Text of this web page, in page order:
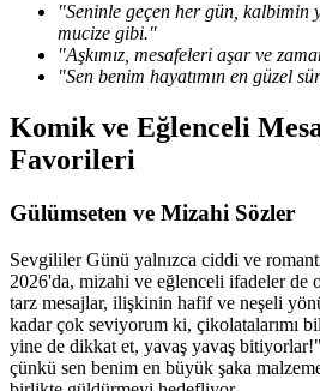
"Seninle geçen her gün, kalbimin
mucize gibi."
"Aşkımız, mesafeleri aşar ve
"Sen benim hayatımın en güzel
Komik ve Eğlenceli
Favorileri
Gülümseten ve Mizahi Sözler
Sevgililer Günü yalnızca ciddi ve
2026'da, mizahi ve eğlenceli ifadeler de
tarz mesajlar, ilişkinin hafif ve neşeli
kadar çok seviyorum ki, çikolatalarımı
yine de dikkat et, yavaş yavaş
çünkü sen benim en büyük şaka